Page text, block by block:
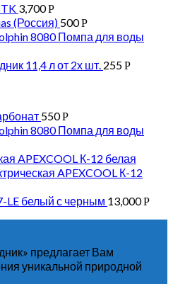
3,700Р
(Россия) 500Р
Помпа для воды
11,4 л от 2х шт. 255Р
550Р
Помпа для воды
APEXCOOL К-12
LE белый с черным 13,000Р
предлагает Вам
уникальной природной